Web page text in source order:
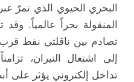
البحري الحيوي الذي تمرّ
المنقولة بحراً عالمياً.
تصادم بين ناقلتي نفط قرب
إلى اشتعال النيران،
تداخل إلكتروني يؤثر على